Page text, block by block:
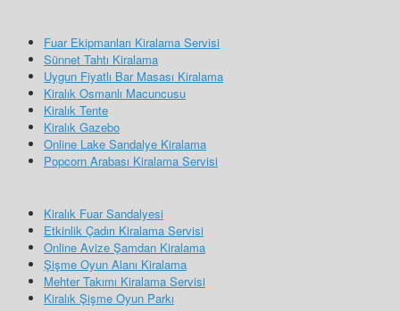
Fuar Ekipmanları Kiralama Servisi
Sünnet Tahtı Kiralama
Uygun Fiyatlı Bar Masası Kiralama
Kiralık Osmanlı Macuncusu
Kiralık Tente
Kiralık Gazebo
Online Lake Sandalye Kiralama
Popcorn Arabası Kiralama Servisi
Kiralık Fuar Sandalyesi
Etkinlik Çadırı Kiralama Servisi
Online Avize Şamdan Kiralama
Şişme Oyun Alanı Kiralama
Mehter Takımı Kiralama Servisi
Kiralık Şişme Oyun Parkı